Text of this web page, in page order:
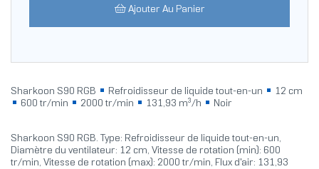
Ajouter Au Panier
Sharkoon S90 RGB Refroidisseur de liquide tout-en-un
12 cm
600 tr/min
2000 tr/min 131,93 m³/h Noir
Sharkoon S90 RGB. Type: Refroidisseur de liquide tout-en-un,
Diamètre du ventilateur: 12 cm, Vitesse de rotation (min): 600
tr/min, Vitesse de rotation (max): 2000 tr/min, Flux d'air: 131,93